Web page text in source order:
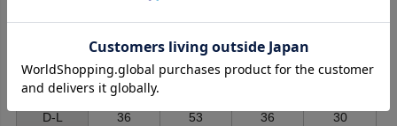
D-M
32
D-L
36 53 36 30